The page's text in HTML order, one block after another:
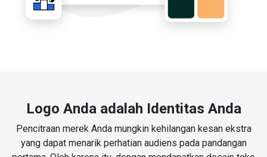
Logo Anda adalah Identitas Anda
Pencitraan merek Anda mungkin kehilangan kesan ekstra
yang dapat menarik perhatian audiens pada pandangan